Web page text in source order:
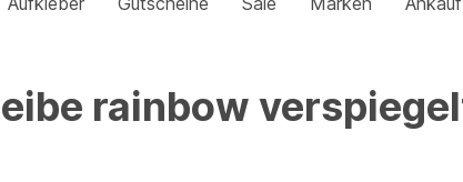
rainbow